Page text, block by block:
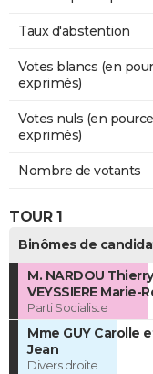
Taux d'abstention
Votes blancs (en
exprimés)
Votes nuls (en
exprimés)
Nombre de votants
TOUR 1
Binômes de
M. NARDOU
VEYSSIERE Marie-
Parti Socialiste
Mme GUY Carolle
Jean
Divers droite